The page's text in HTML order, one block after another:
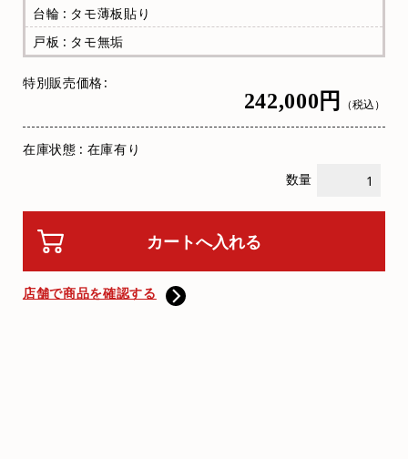
台輪 : タモ薄板貼り
戸板 : タモ無垢
特別販売価格
242,000円 （税込）
在庫状態 : 在庫有り
数量
店舗で商品を確認する